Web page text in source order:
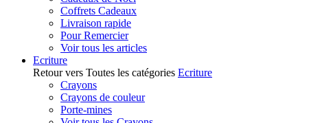
Coffrets Cadeaux
Livraison rapide
Pour Remercier
Voir tous les articles
Ecriture
Retour vers Toutes les catégories Ecriture
Crayons
Crayons de couleur
Porte-mines